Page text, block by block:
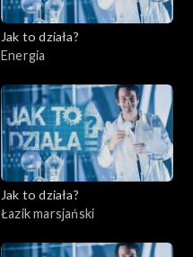
Jak to działa?
Energia
Jak to działa?
Łazik marsjański